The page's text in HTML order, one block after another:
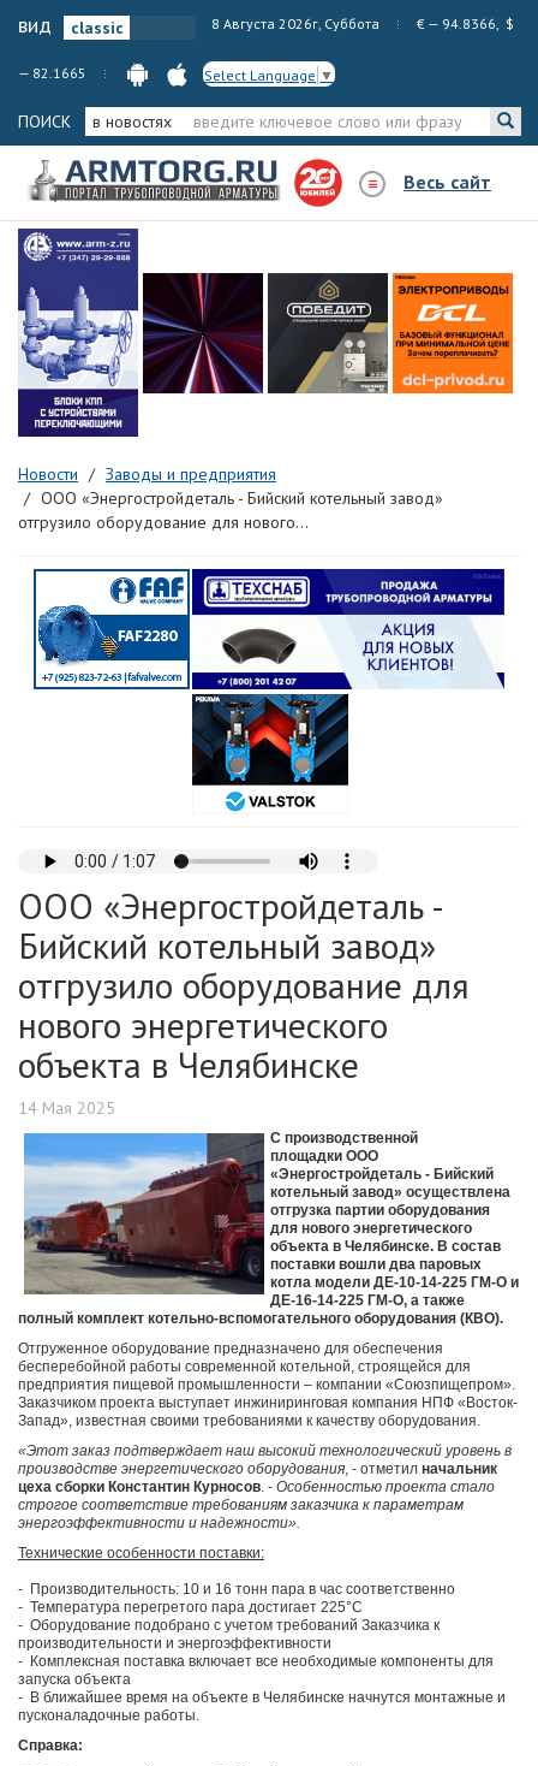
вид 8 Августа 2026г, Суббота € — 94.8366, $
— 82.1665 Select Language ▼
ПОИСК в новостях
Весь сайт
Новости
Заводы и предприятия
ООО «Энергостройдеталь - Бийский котельный завод»
отгрузило оборудование для нового...
ООО «Энергостройдеталь -
Бийский котельный завод»
отгрузило оборудование для
нового энергетического
объекта в Челябинске
14 Мая 2025
С производственной
площадки ООО
«Энергостройдеталь - Бийский
котельный завод» осуществлена
отгрузка партии оборудования
для нового энергетического
объекта в Челябинске. В состав
поставки вошли два паровых
котла модели ДЕ-10-14-225 ГМ-О и
ДЕ-16-14-225 ГМ-О, а также
полный комплект котельно-вспомогательного оборудования (КВО).
Отгруженное оборудование предназначено для обеспечения
бесперебойной работы современной котельной, строящейся для
предприятия пищевой промышленности – компании «Союзпищепром».
Заказчиком проекта выступает инжиниринговая компания НПФ «Восток-
Запад», известная своими требованиями к качеству оборудования.
«Этот заказ подтверждает наш высокий технологический уровень в
производстве энергетического оборудования, - отметил начальник
цеха сборки Константин Курносов. - Особенностью проекта стало
строгое соответствие требованиям заказчика к параметрам
энергоэффективности и надежности».
Технические особенности поставки:
- Производительность: 10 и 16 тонн пара в час соответственно
- Температура перегретого пара достигает 225°C
- Оборудование подобрано с учетом требований Заказчика к
производительности и энергоэффективности
- Комплексная поставка включает все необходимые компоненты для
запуска объекта
- В ближайшее время на объекте в Челябинске начнутся монтажные и
пусконаладочные работы.
Справка: